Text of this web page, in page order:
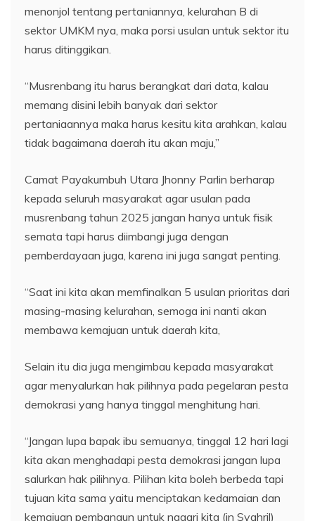
menonjol tentang pertaniannya, kelurahan B di
sektor UMKM nya, maka porsi usulan untuk sektor itu
harus ditinggikan.
“Musrenbang itu harus berangkat dari data, kalau
memang disini lebih banyak dari sektor
pertaniaannya maka harus kesitu kita arahkan, kalau
tidak bagaimana daerah itu akan maju,”
Camat Payakumbuh Utara Jhonny Parlin berharap
kepada seluruh masyarakat agar usulan pada
musrenbang tahun 2025 jangan hanya untuk fisik
semata tapi harus diimbangi juga dengan
pemberdayaan juga, karena ini juga sangat penting.
“Saat ini kita akan memfinalkan 5 usulan prioritas dari
masing-masing kelurahan, semoga ini nanti akan
membawa kemajuan untuk daerah kita,
Selain itu dia juga mengimbau kepada masyarakat
agar menyalurkan hak pilihnya pada pegelaran pesta
demokrasi yang hanya tinggal menghitung hari.
“Jangan lupa bapak ibu semuanya, tinggal 12 hari lagi
kita akan menghadapi pesta demokrasi jangan lupa
salurkan hak pilihnya. Pilihan kita boleh berbeda tapi
tujuan kita sama yaitu menciptakan kedamaian dan
kemajuan pembangun untuk nagari kita (in Syahril)